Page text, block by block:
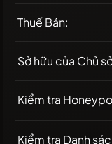
Thuế Bán:
Sở hữu của Chủ
Kiểm tra
Kiểm tra Danh